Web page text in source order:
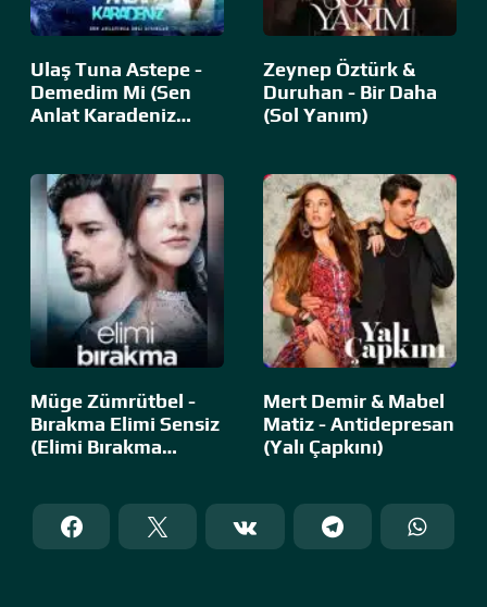
Ulaş Tuna Astepe -
Demedim Mi (Sen
Anlat Karadeniz…
Zeynep Öztürk &
Duruhan - Bir Daha
(Sol Yanım)
Müge Zümrütbel -
Bırakma Elimi Sensiz
(Elimi Bırakma…
Mert Demir & Mabel
Matiz - Antidepresan
(Yalı Çapkını)